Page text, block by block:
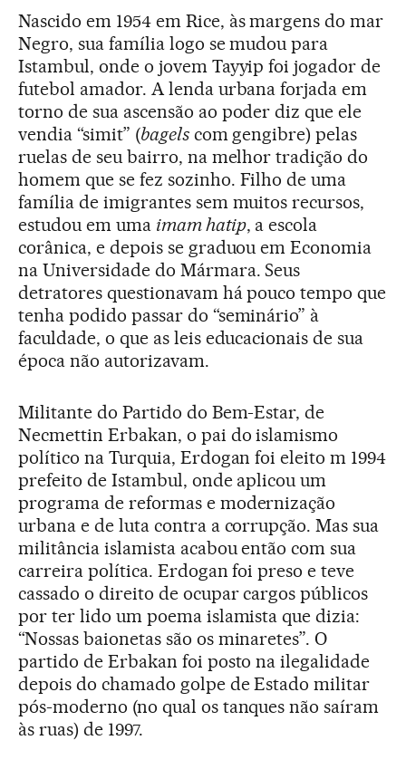
Nascido em 1954 em Rice, às margens do mar
Negro, sua família logo se mudou para
Istambul, onde o jovem Tayyip foi jogador de
futebol amador. A lenda urbana forjada em
torno de sua ascensão ao poder diz que ele
vendia “simit” (bagelscom gengibre) pelas
ruelas de seu bairro, na melhor tradição do
homem que se fez sozinho. Filho de uma
família de imigrantes sem muitos recursos,
estudou em uma imam hatip, a escola
corânica, e depois se graduou em Economia
na Universidade do Mármara. Seus
detratores questionavam há pouco tempo que
tenha podido passar do “seminário” à
faculdade, o que as leis educacionais de sua
época não autorizavam.
Militante do Partido do Bem-Estar, de
Necmettin Erbakan, o pai do islamismo
político na Turquia, Erdogan foi eleito m 1994
prefeito de Istambul, onde aplicou um
programa de reformas e modernização
urbana e de luta contra a corrupção. Mas sua
militância islamista acabou então com sua
carreira política. Erdogan foi preso e teve
cassado o direito de ocupar cargos públicos
por ter lido um poema islamista que dizia:
“Nossas baionetas são os minaretes”. O
partido de Erbakan foi posto na ilegalidade
depois do chamado golpe de Estado militar
pós-moderno (no qual os tanques não saíram
às ruas) de 1997.